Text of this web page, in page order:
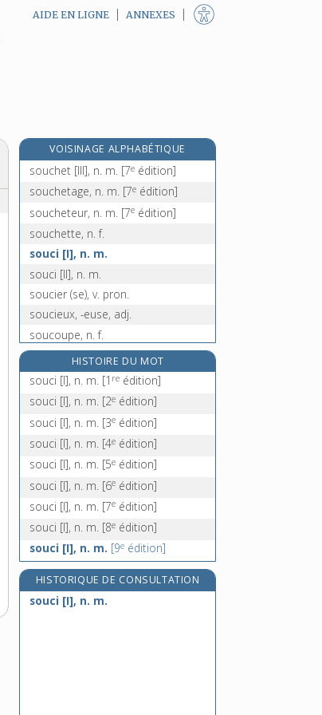
AIDE EN LIGNE ANNEXES
VOISINAGE ALPHABÉTIQUE
souchet [II], n. m.
souchet [III], n. m. [7e édition]
souchetage, n. m. [7e édition]
soucheteur, n. m. [7e édition]
souchette, n. f.
souci [I], n. m.
souci [II], n. m.
soucier (se), v. pron.
soucieux, -euse, adj.
soucoupe, n. f.
soudable, adj.
soudage, n. m.
soudain, -aine, adj. et adv.
soudainement, adv.
soudaineté, n. f.
HISTOIRE DU MOT
souci [I], n. m. [1 re édition]
souci [I], n. m. [2e édition]
souci [I], n. m. [3e édition]
souci [I], n. m. [4e édition]
souci [I], n. m. [5e édition]
souci [I], n. m. [6e édition]
souci [I], n. m. [7e édition]
souci [I], n. m. [8e édition]
souci [I], n. m. [9e édition]
HISTORIQUE DE CONSULTATION
souci [I], n. m.